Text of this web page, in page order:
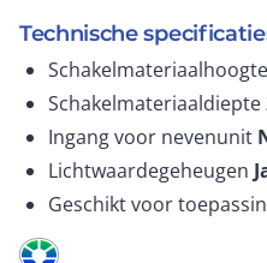
Technische
Schakelmateriaalhoogte
Schakelmateriaaldiepte
Ingang voor nevenunit
Lichtwaardegeheugen
Geschikt voor